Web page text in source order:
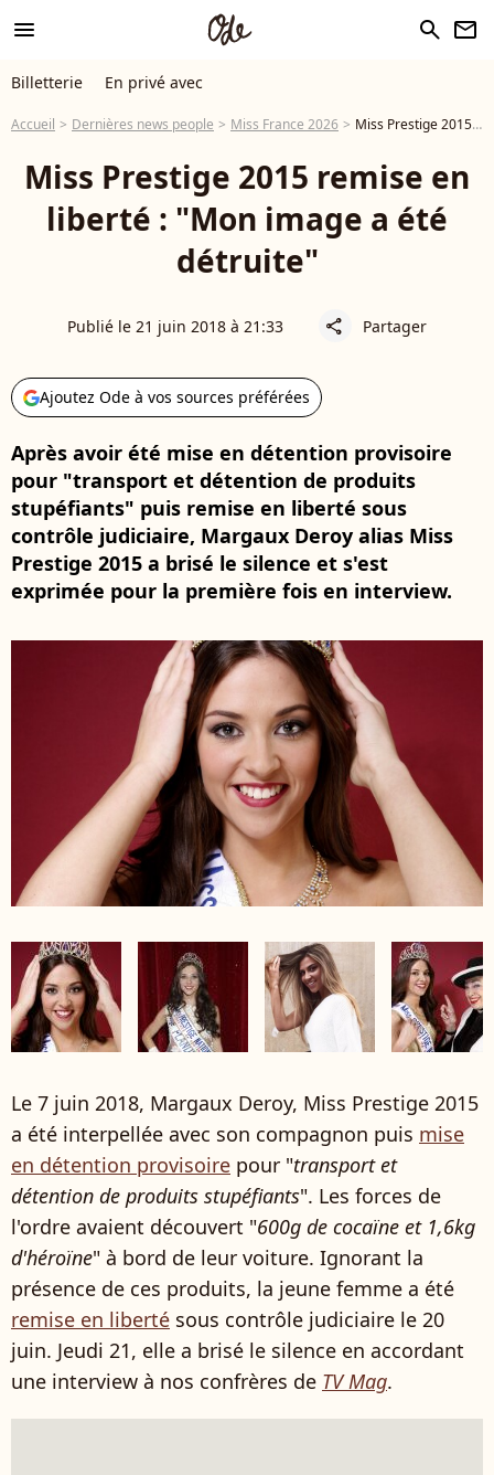
menu search newsletter
Billetterie En privé avec
Accueil Dernières news people Miss France 2026 Miss Prestige 2015 remise en liberté : "Mon image a été détruite"
Miss Prestige 2015 remise en
liberté : "Mon image a été
détruite"
Publié le 21 juin 2018 à 21:33 share Partager
Ajoutez Ode à vos sources préférées
Après avoir été mise en détention provisoire
pour "transport et détention de produits
stupéfiants" puis remise en liberté sous
contrôle judiciaire, Margaux Deroy alias Miss
Prestige 2015 a brisé le silence et s'est
exprimée pour la première fois en interview.
Le 7 juin 2018, Margaux Deroy, Miss Prestige 2015
a été interpellée avec son compagnon puis mise
en détention provisoire pour "transport et
détention de produits stupéfiants". Les forces de
l'ordre avaient découvert "600g de cocaïne et 1,6kg
d'héroïne" à bord de leur voiture. Ignorant la
présence de ces produits, la jeune femme a été
remise en liberté sous contrôle judiciaire le 20
juin. Jeudi 21, elle a brisé le silence en accordant
une interview à nos confrères de TV Mag.